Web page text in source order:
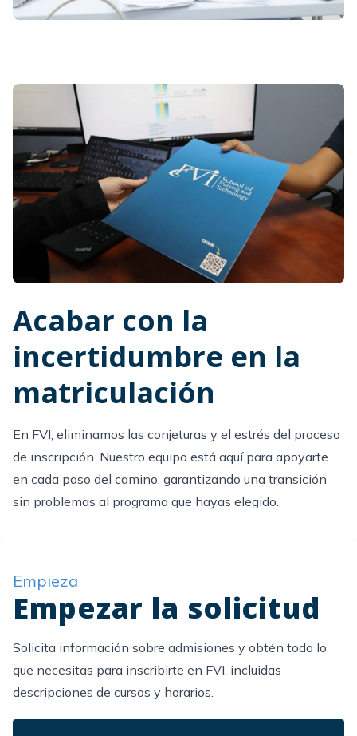
Acabar con la
incertidumbre en la
matriculación
En FVI, eliminamos las conjeturas y el estrés del proceso
de inscripción. Nuestro equipo está aquí para apoyarte
en cada paso del camino, garantizando una transición
sin problemas al programa que hayas elegido.
Empieza
Empezar la solicitud
Solicita información sobre admisiones y obtén todo lo
que necesitas para inscribirte en FVI, incluidas
descripciones de cursos y horarios.